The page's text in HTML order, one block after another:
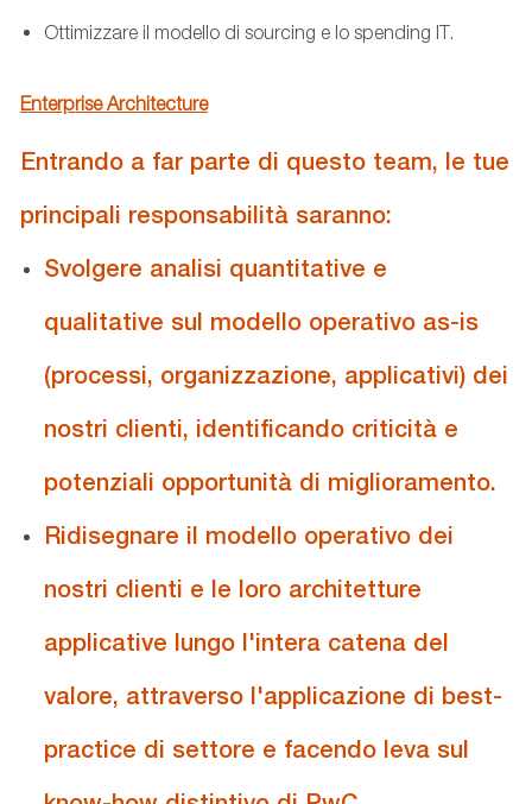
Ottimizzare il modello di sourcing e lo spending IT.
Enterprise Architecture
Entrando a far parte di questo team, le tue
principali responsabilità saranno:
Svolgere analisi quantitative e
qualitative sul modello operativo as-is
(processi, organizzazione, applicativi) dei
nostri clienti, identificando criticità e
potenziali opportunità di miglioramento.
Ridisegnare il modello operativo dei
nostri clienti e le loro architetture
applicative lungo l'intera catena del
valore, attraverso l'applicazione di best-
practice di settore e facendo leva sul